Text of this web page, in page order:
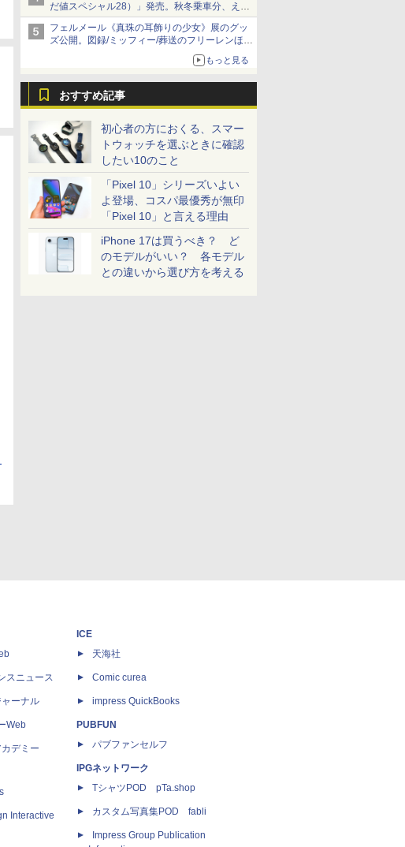
だ値スペシャル28）」発売。秋冬乗車分、えき
ねっと限定
フェルメール《真珠の耳飾りの少女》展のグッ
ズ公開。図録/ミッフィー/葬送のフリーレンほ
もっと見る
おすすめ記事
初心者の方におくる、スマー
トウォッチを選ぶときに確認
したい10のこと
「Pixel 10」シリーズいよい
よ登場、コスパ最優秀が無印
「Pixel 10」と言える理由
iPhone 17は買うべき？ ど
のモデルがいい？ 各モデル
との違いから選び方を考える
スニュース
ーナル
Web
デミー
Interactive
ICE
天海社
Comic curea
impress QuickBooks
PUBFUN
パブファンセルフ
IPGネットワーク
TシャツPOD pTa.shop
カスタム写真集POD fabli
Impress Group Publication